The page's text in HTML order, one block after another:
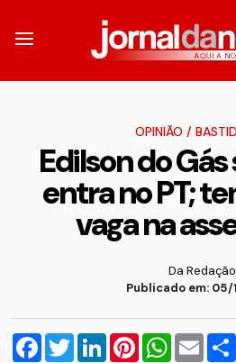
OPINIÃO /
Edilson do Gás
entra no PT;
vaga na
Da Redação
Publicado em: 05/
Facebook
TwitterLinkedInPinterestWhatsApp
Email